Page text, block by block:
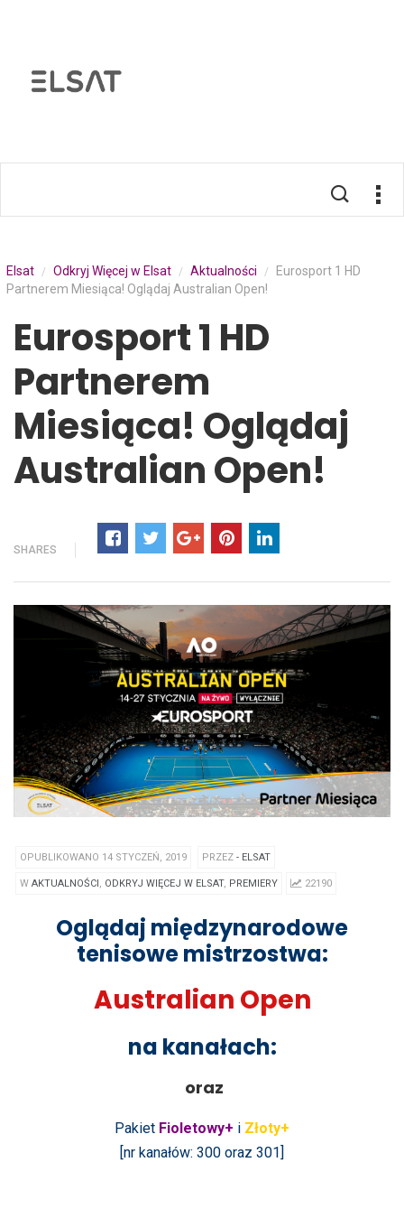
Elsat / Odkryj Więcej w Elsat / Aktualności /
Eurosport 1 HD
Partnerem Miesiąca! Oglądaj Australian Open!
Eurosport 1 HD
Partnerem
Miesiąca! Oglądaj
Australian Open!
SHARES
OPUBLIKOWANO 14 STYCZEŃ, 2019 PRZEZ - ELSAT
W AKTUALNOŚCI , ODKRYJ WIĘCEJ W ELSAT, PREMIERY 22190
Oglądaj międzynarodowe
tenisowe mistrzostwa:
Australian Open
na kanałach:
oraz
Pakiet Fioletowy+ i Złoty+
[nr kanałów: 300 oraz 301]